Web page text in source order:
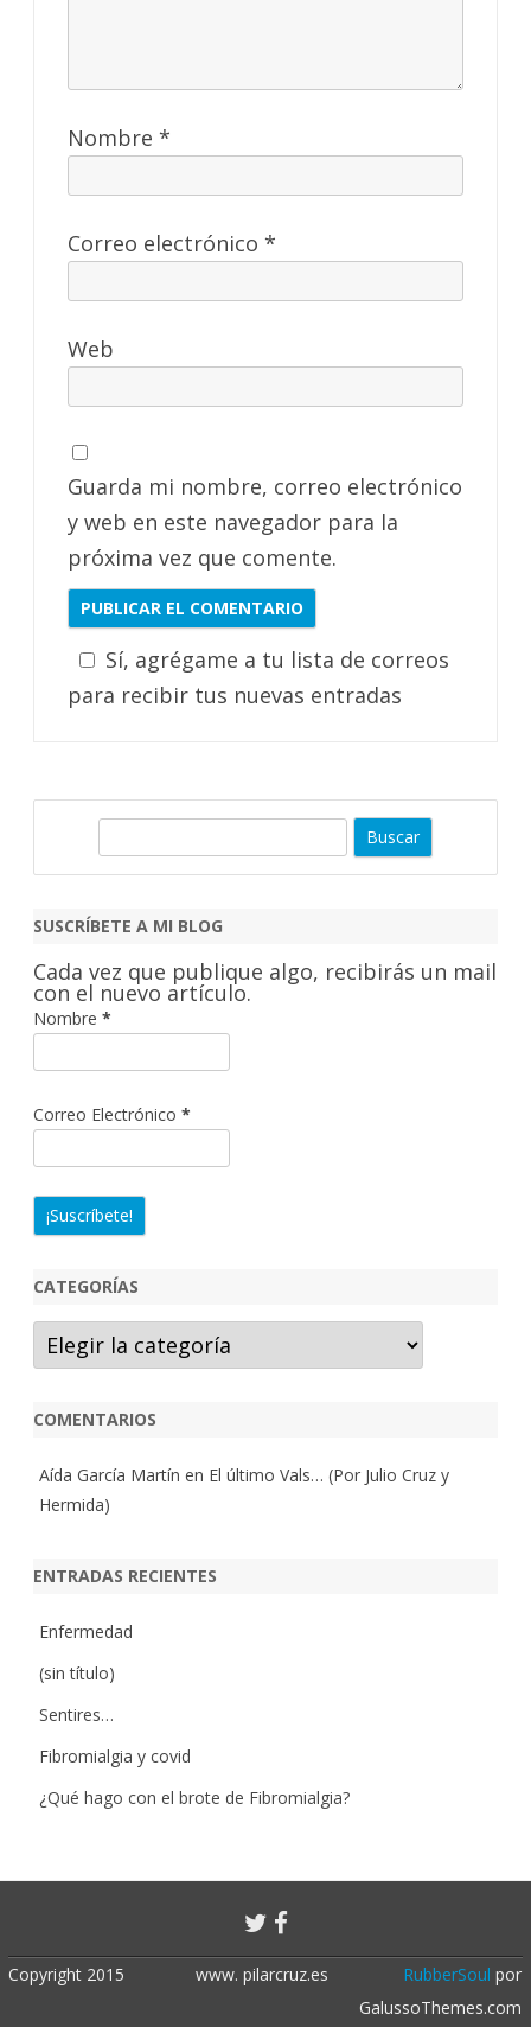
Nombre *
Correo electrónico *
Web
Guarda mi nombre, correo electrónico
y web en este navegador para la
próxima vez que comente.
Sí, agrégame a tu lista de correos
para recibir tus nuevas entradas
c
r
SUSCRÍBETE A MI BLOG
Cada vez que publique algo, recibirás un mail
con el nuevo artículo.
Nombre *
Correo Electrónico *
CATEGORÍAS
Categorías
COMENTARIOS
Aída García Martín en El último Vals… (Por Julio Cruz y
Hermida)
ENTRADAS RECIENTES
Enfermedad
(sin título)
Sentires…
Fibromialgia y covid
¿Qué hago con el brote de Fibromialgia?
Copyright 2015 www. pilarcruz.es RubberSoul por
GalussoThemes.com